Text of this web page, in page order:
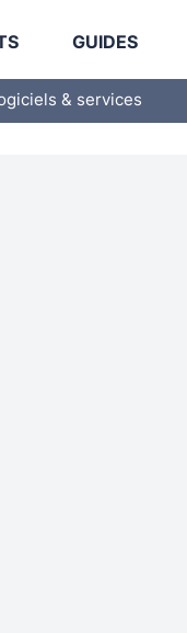
GUIDES
& services